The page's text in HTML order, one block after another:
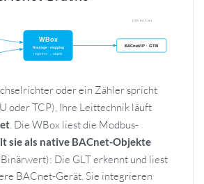
oder ein Zähler spricht
oder TCP), Ihre Leittechnik läuft
. Die WBox liest die Modbus-
sie als native BACnet-Objekte
Die GLT erkennt und liest
BACnet-Gerät. Sie integrieren